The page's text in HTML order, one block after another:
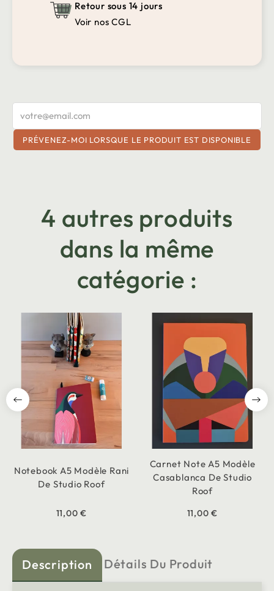
Retour sous 14 jours
Voir nos CGL
PRÉVENEZ-MOI LORSQUE LE PRODUIT EST DISPONIBLE
4 autres produits
dans la même
catégorie :
Notebook A5 Modèle Rani
De Studio Roof
11,00 €
Carnet Note A5 Modèle
Casablanca De Studio
Roof
11,00 €
Description Détails Du Produit